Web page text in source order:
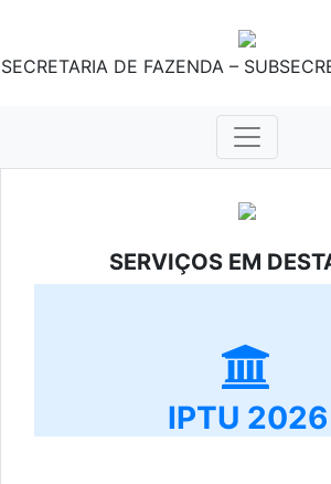
SECRETARIA DE FAZENDA –
SERVIÇOS EM
IPTU 2026